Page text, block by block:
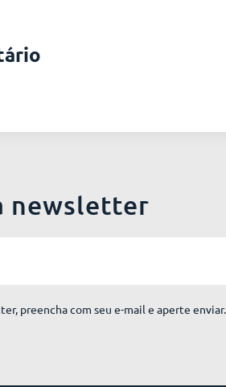
newsletter
preencha com seu e-mail e aperte enviar.